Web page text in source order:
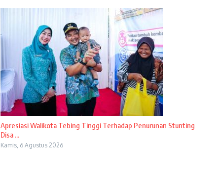
Apresiasi Walikota Tebing Tinggi Terhadap Penurunan Stunting
Disa ...
Kamis, 6 Agustus 2026